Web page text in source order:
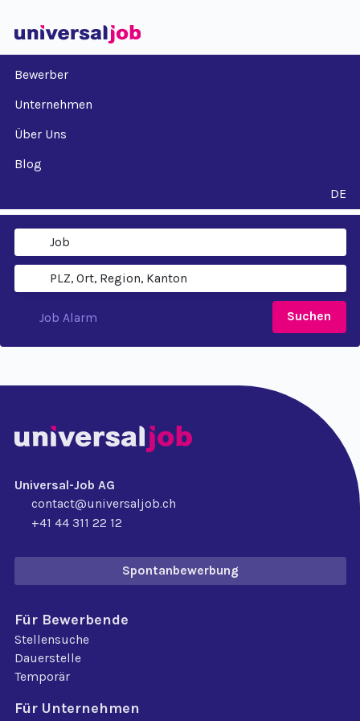
Bewerber
Unternehmen
Über Uns
Blog
DE
Suchen
Job Alarm
Universal-Job AG
contact@universaljob.ch
+41 44 311 22 12
Spontanbewerbung
Für Bewerbende
Stellensuche
Dauerstelle
Temporär
Für Unternehmen